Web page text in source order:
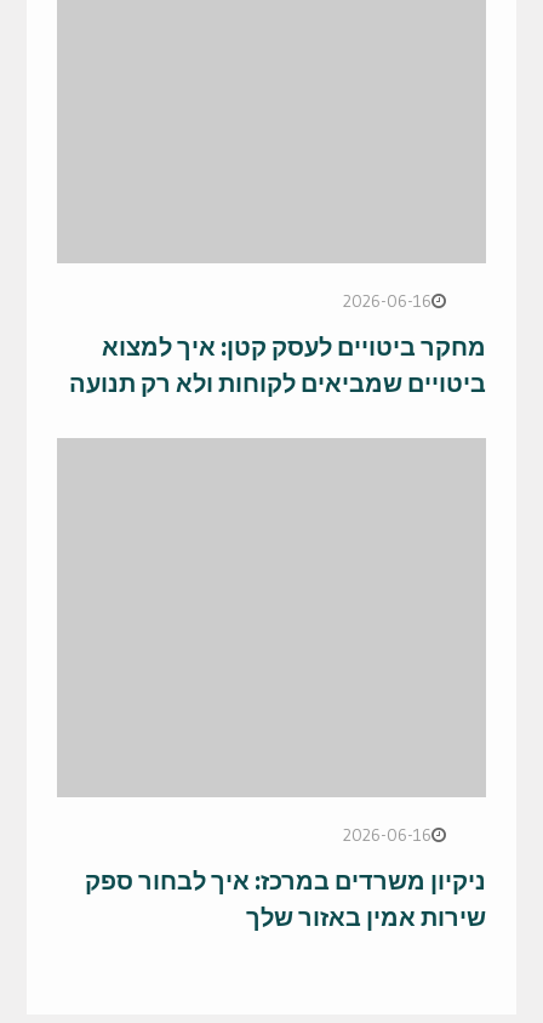
2026-06-16
מחקר ביטויים לעסק קטן: איך למצוא
ביטויים שמביאים לקוחות ולא רק תנועה
2026-06-16
ניקיון משרדים במרכז: איך לבחור ספק
שירות אמין באזור שלך